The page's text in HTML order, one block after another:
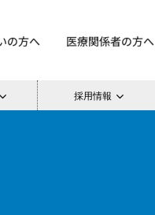
の方へ 医療関係者の方へ
採用情報